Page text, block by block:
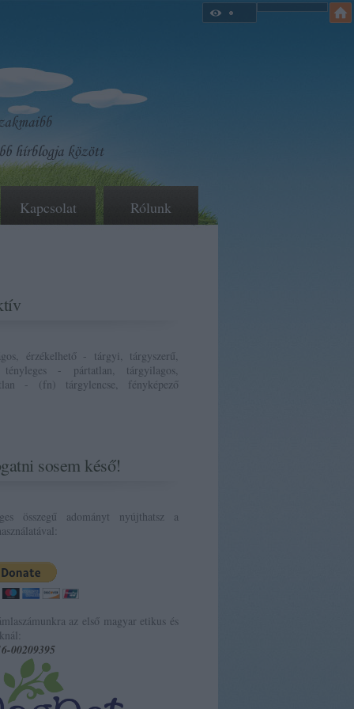
Kapcsolat Rólunk
érzékelhető - tárgyi, tárgyszerű,
tényleges - pártatlan, tárgyilagos,
- (fn) tárgylencse, fényképező
sosem késő!
összegű adományt nyújthatsz a
az első magyar etikus és
00209395